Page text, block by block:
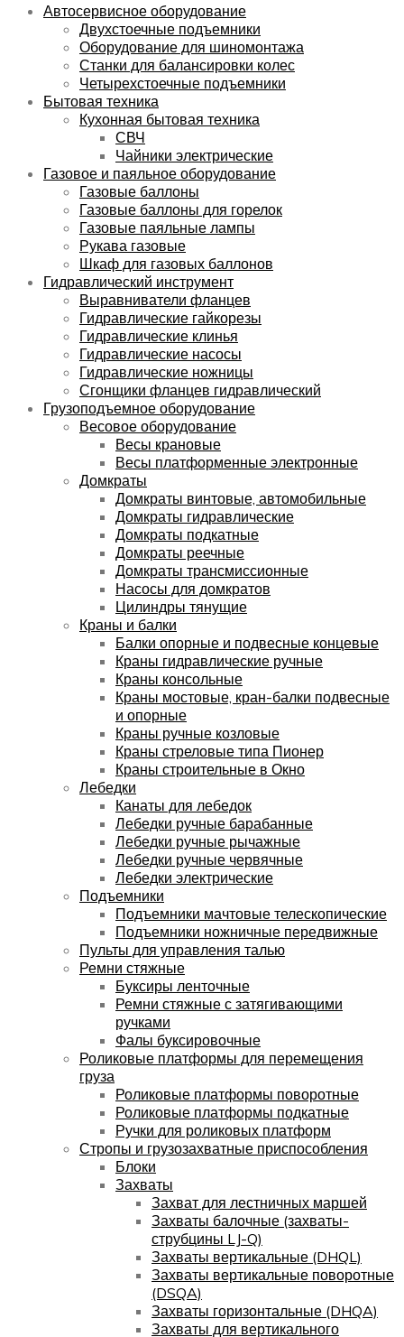
Автосервисное оборудование
Двухстоечные подъемники
Оборудование для шиномонтажа
Станки для балансировки колес
Четырехстоечные подъемники
Бытовая техника
Кухонная бытовая техника
СВЧ
Чайники электрические
Газовое и паяльное оборудование
Газовые баллоны
Газовые баллоны для горелок
Газовые паяльные лампы
Рукава газовые
Шкаф для газовых баллонов
Гидравлический инструмент
Выравниватели фланцев
Гидравлические гайкорезы
Гидравлические клинья
Гидравлические насосы
Гидравлические ножницы
Сгонщики фланцев гидравлический
Грузоподъемное оборудование
Весовое оборудование
Весы крановые
Весы платформенные электронные
Домкраты
Домкраты винтовые, автомобильные
Домкраты гидравлические
Домкраты подкатные
Домкраты реечные
Домкраты трансмиссионные
Насосы для домкратов
Цилиндры тянущие
Краны и балки
Балки опорные и подвесные концевые
Краны гидравлические ручные
Краны консольные
Краны мостовые, кран-балки подвесные
и опорные
Краны ручные козловые
Краны стреловые типа Пионер
Краны строительные в Окно
Лебедки
Канаты для лебедок
Лебедки ручные барабанные
Лебедки ручные рычажные
Лебедки ручные червячные
Лебедки электрические
Подъемники
Подъемники мачтовые телескопические
Подъемники ножничные передвижные
Пульты для управления талью
Ремни стяжные
Буксиры ленточные
Ремни стяжные с затягивающими
ручками
Фалы буксировочные
Роликовые платформы для перемещения
груза
Роликовые платформы поворотные
Роликовые платформы подкатные
Ручки для роликовых платформ
Стропы и грузозахватные приспособления
Блоки
Захваты
Захват для лестничных маршей
Захваты балочные (захваты-
струбцины LJ-Q)
Захваты вертикальные (DHQL)
Захваты вертикальные поворотные
(DSQA)
Захваты горизонтальные (DHQA)
Захваты для вертикального